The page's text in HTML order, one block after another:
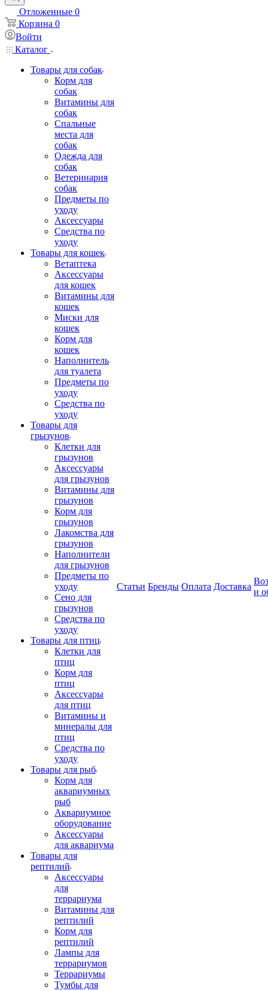
Отложенные 0
Корзина 0
Войти
Каталог
Товары для собак
Корм для
собак
Витамины для
собак
Спальные
места для
собак
Одежда для
собак
Ветеринария
собак
Предметы по
уходу
Аксессуары
Средства по
уходу
Товары для кошек
Ветаптека
Аксессуары
для кошек
Витамины для
кошек
Миски для
кошек
Корм для
кошек
Наполнитель
для туалета
Предметы по
уходу
Средства по
уходу
Товары для
грызунов
Клетки для
грызунов
Аксессуары
для грызунов
Витамины для
грызунов
Корм для
грызунов
Лакомства для
грызунов
Наполнители
для грызунов
Предметы по
уходу
Сено для
грызунов
Средства по
уходу
Товары для птиц
Клетки для
птиц
Корм для
птиц
Аксессуары
для птиц
Витамины и
минералы для
птиц
Средства по
уходу
Товары для рыб
Корм для
аквариумных
рыб
Аквариумное
оборудование
Аксессуары
для аквариума
Товары для
рептилий
Аксессуары
для
террариума
Витамины для
рептилий
Корм для
рептилий
Лампы для
террариумов
Террариумы
Тумбы для
Статьи Бренды Оплата Доставка
и